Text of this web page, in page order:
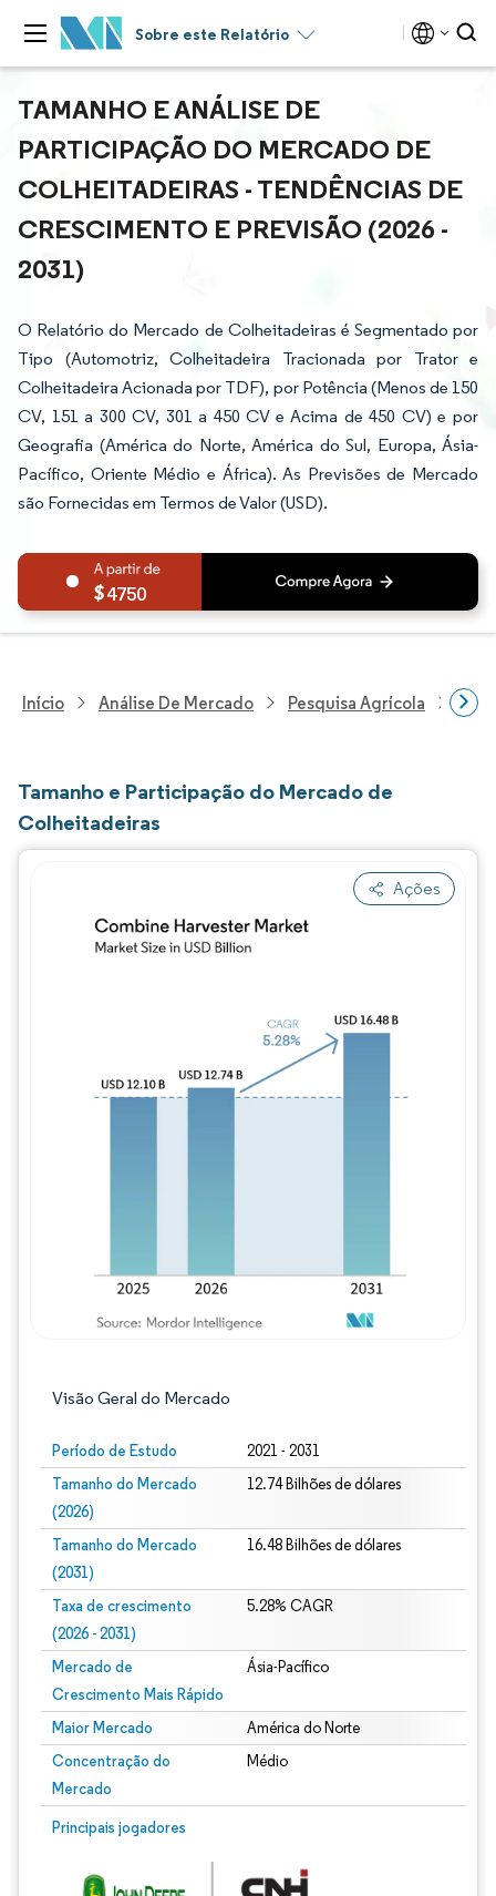
Sobre este Relatório
TAMANHO E ANÁLISE DE
PARTICIPAÇÃO DO MERCADO DE
COLHEITADEIRAS - TENDÊNCIAS DE
CRESCIMENTO E PREVISÃO (2026 -
2031)
O Relatório do Mercado de Colheitadeiras é Segmentado por
Tipo (Automotriz, Colheitadeira Tracionada por Trator e
Colheitadeira Acionada por TDF), por Potência (Menos de 150
CV, 151 a 300 CV, 301 a 450 CV e Acima de 450 CV) e por
Geografia (América do Norte, América do Sul, Europa, Ásia-
Pacífico, Oriente Médio e África). As Previsões de Mercado
são Fornecidas em Termos de Valor (USD).
4750
Início Análise De Mercado Pesquisa Agrícola
Tamanho e Participação do Mercado de
Colheitadeiras
Ações
Visão Geral do Mercado
Período de Estudo 2021 - 2031
Tamanho do Mercado
(2026)
12.74 Bilhões de dólares
Tamanho do Mercado
(2031)
16.48 Bilhões de dólares
Taxa de crescimento
(2026 - 2031)
5.28% CAGR
Mercado de
Crescimento Mais Rápido
Ásia-Pacífico
Maior Mercado América do Norte
Concentração do
Mercado
Médio
Principais jogadores
Imagem © Mordor Intelligence. O reuso requer atribuição conforme CC BY 4.0.